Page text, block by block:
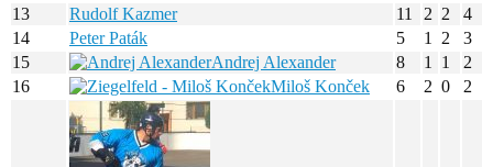
13
Rudolf Kazmer 11 2 2
4
14
Peter Paták 5 1 2
3
15
Andrej Alexander 8 1 1
2
16
Miloš Konček 6 2 0 2